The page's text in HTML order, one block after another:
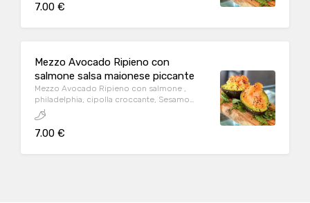
7.00 €
Mezzo Avocado Ripieno con
salmone salsa maionese piccante
Mezzo Avocado Ripieno con salmone ,
philadelphia, cipolla croccante, Sesamo
bianco, salsa maionese piccante
7.00 €